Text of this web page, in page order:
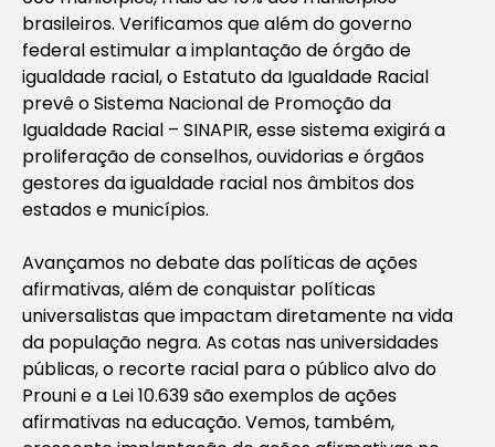
brasileiros. Verificamos que além do governo
federal estimular a implantação de órgão de
igualdade racial, o Estatuto da Igualdade Racial
prevê o Sistema Nacional de Promoção da
Igualdade Racial – SINAPIR, esse sistema exigirá a
proliferação de conselhos, ouvidorias e órgãos
gestores da igualdade racial nos âmbitos dos
estados e municípios.
Avançamos no debate das políticas de ações
afirmativas, além de conquistar políticas
universalistas que impactam diretamente na vida
da população negra. As cotas nas universidades
públicas, o recorte racial para o público alvo do
Prouni e a Lei 10.639 são exemplos de ações
afirmativas na educação. Vemos, também,